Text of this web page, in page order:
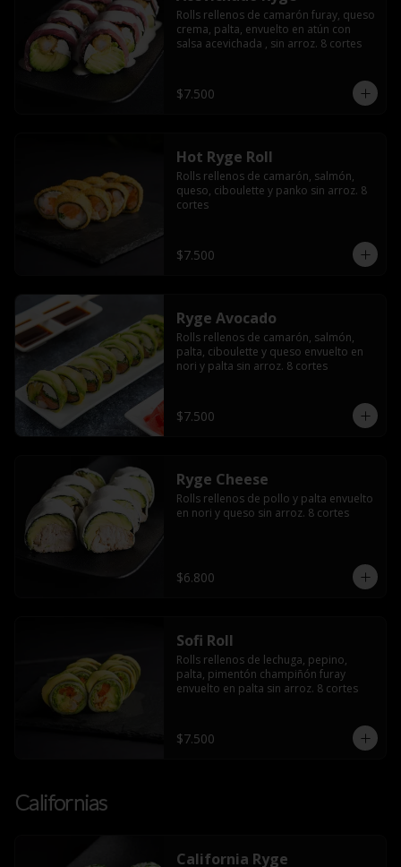
Rolls rellenos de camarón furay, queso
crema, palta, envuelto en atún con
salsa acevichada , sin arroz. 8 cortes
$7.500
Hot Ryge Roll
Rolls rellenos de camarón, salmón,
queso, ciboulette y panko sin arroz. 8
cortes
$7.500
Ryge Avocado
Rolls rellenos de camarón, salmón,
palta, ciboulette y queso envuelto en
nori y palta sin arroz. 8 cortes
$7.500
Ryge Cheese
Rolls rellenos de pollo y palta envuelto
en nori y queso sin arroz. 8 cortes
$6.800
Sofi Roll
Rolls rellenos de lechuga, pepino,
palta, pimentón champiñón furay
envuelto en palta sin arroz. 8 cortes
$7.500
Californias
California Ryge